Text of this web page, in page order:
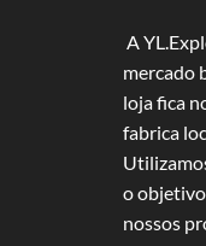
A
mercado
loja fica
fabrica
o
nossos